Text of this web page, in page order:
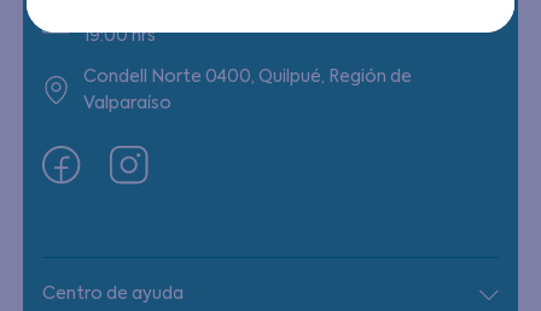
19:00 hrs
Condell Norte 0400, Quilpué, Región de
Valparaíso
Centro de ayuda